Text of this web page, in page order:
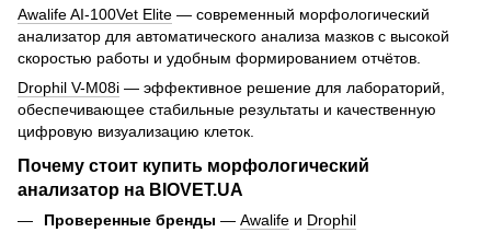
Awalife AI-100Vet Elite — современный морфологический
анализатор для автоматического анализа мазков с высокой
скоростью работы и удобным формированием отчётов.
Drophil V-M08i — эффективное решение для лабораторий,
обеспечивающее стабильные результаты и качественную
цифровую визуализацию клеток.
Почему стоит купить морфологический
анализатор на BIOVET.UA
Проверенные бренды — Awalife и Drophil